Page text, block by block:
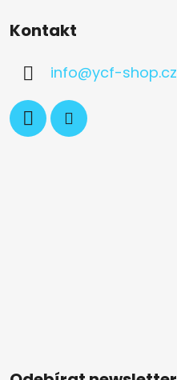
Kontakt
info@ycf-shop.cz